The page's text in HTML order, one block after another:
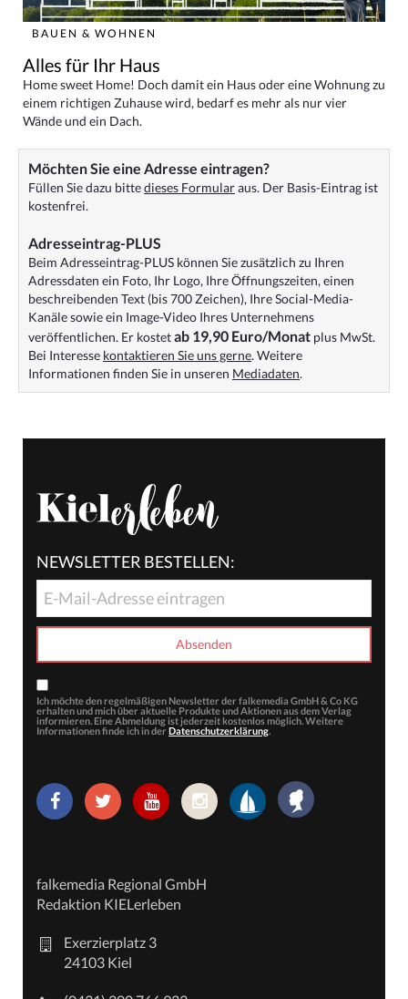
BAUEN & WOHNEN
Alles für Ihr Haus
Home sweet Home! Doch damit ein Haus oder eine Wohnung zu
einem richtigen Zuhause wird, bedarf es mehr als nur vier
Wände und ein Dach.
Möchten Sie eine Adresse eintragen?
Füllen Sie dazu bittedieses Formularaus. Der Basis-Eintrag ist
kostenfrei.
Adresseintrag-PLUS
Beim Adresseintrag-PLUS können Sie zusätzlich zu Ihren
Adressdaten ein Foto, Ihr Logo, Ihre Öffnungszeiten, einen
beschreibenden Text (bis 700 Zeichen), Ihre Social-Media-
Kanäle sowie ein Image-Video Ihres Unternehmens
veröffentlichen. Er kostetab 19,90 Euro/Monat plus MwSt.
Bei Interesse kontaktieren Sie uns gerne. Weitere
Informationen finden Sie in unseren Mediadaten.
NEWSLETTER BESTELLEN:
Ich möchte den regelmäßigen Newsletter der falkemedia GmbH & Co KG
erhalten und mich über aktuelle Produkte und Aktionen aus dem Verlag
informieren. Eine Abmeldung ist jederzeit kostenlos möglich. Weitere
Informationen finde ich in der Datenschutzerklärung.
falkemedia Regional GmbH
Redaktion KIELerleben
Exerzierplatz 3
24103 Kiel